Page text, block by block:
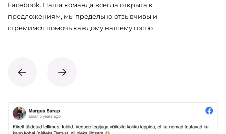
Facebook. Наша команда всегда открыта к
предложениям, мы предельно отзывчивы и
стремимся помочь каждому нашему гостю